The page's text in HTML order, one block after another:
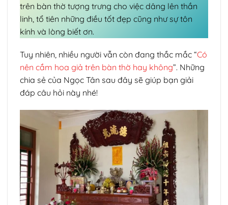
trên bàn thờ tượng trưng cho việc dâng lên thần
linh, tổ tiên những điều tốt đẹp cũng như sự tôn
kính và lòng biết ơn.
Tuy nhiên, nhiều người vẫn còn đang thắc mắc “Có
nên cắm hoa giả trên bàn thờ hay không”. Những
chia sẻ của Ngọc Tân sau đây sẽ giúp bạn giải
đáp câu hỏi này nhé!